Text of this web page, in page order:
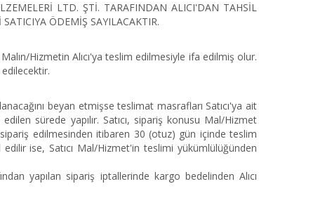
LTD. ŞTİ. TARAFINDAN ALICI'DAN TAHSİL
ÖDEMİŞ SAYILACAKTIR.
Hizmetin Alıcı'ya teslim edilmesiyle ifa edilmiş olur.
beyan etmişse teslimat masrafları Satıcı'ya ait
sürede yapılır. Satıcı, sipariş konusu Mal/Hizmet
sipariş edilmesinden itibaren 30 (otuz) gün içinde teslim
ise, Satıcı Mal/Hizmet'in teslimi yükümlülüğünden
yapılan sipariş iptallerinde kargo bedelinden Alıcı